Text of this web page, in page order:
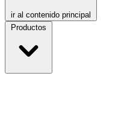
ir al contenido principal
Productos